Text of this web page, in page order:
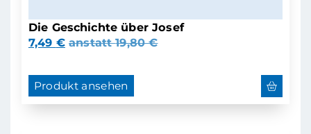
Die Geschichte über Josef
7,49 € anstatt19,80€
Produkt ansehen